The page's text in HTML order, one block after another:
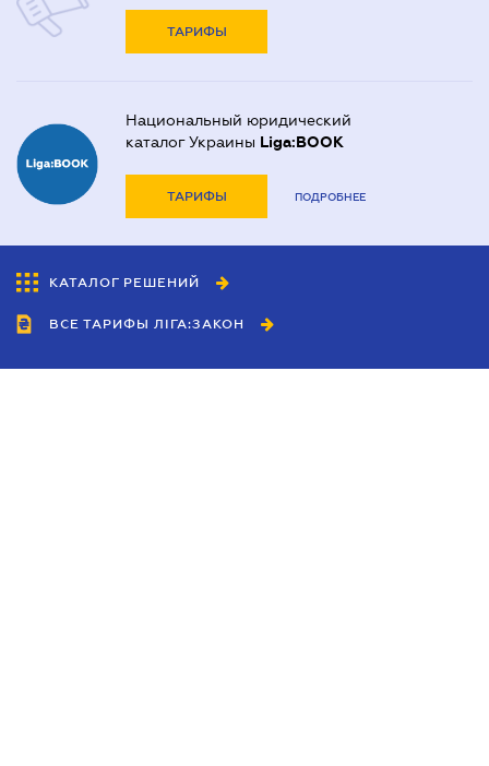
ТАРИФЫ
Национальный юридический
каталог Украины Liga:BOOK
ТАРИФЫ ПОДРОБНЕЕ
КАТАЛОГ РЕШЕНИЙ
ВСЕ ТАРИФЫ ЛІГА:ЗАКОН